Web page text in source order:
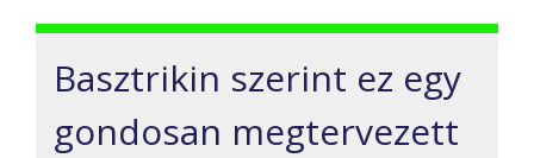
Basztrikin szerint ez egy
gondosan megtervezett